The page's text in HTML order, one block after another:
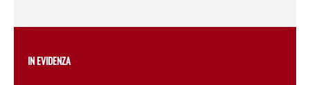
IN EVIDENZA